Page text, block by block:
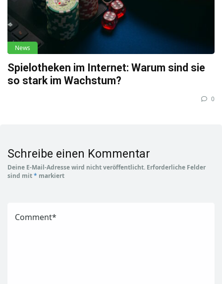
News
Spielotheken im Internet: Warum sind sie
so stark im Wachstum?
0
Schreibe einen Kommentar
Deine E-Mail-Adresse wird nicht veröffentlicht. Erforderliche Felder
sind mit* markiert